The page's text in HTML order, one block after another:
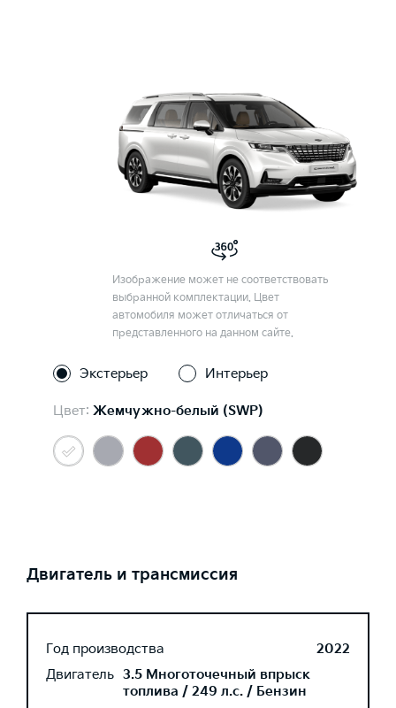
Изображение может не соответствовать
выбранной комплектации. Цвет
автомобиля может отличаться от
представленного на данном сайте.
Экстерьер Интерьер
Цвет: Жемчужно-белый (SWP)
Двигатель и трансмиссия
Год производства
2022
Двигатель 3.5 Многоточечный впрыск
топлива / 249 л.с. / Бензин